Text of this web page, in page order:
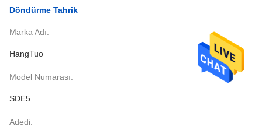
Döndürme Tahrik
Marka Adı:
HangTuo
Model Numarası:
SDE5
Adedi: